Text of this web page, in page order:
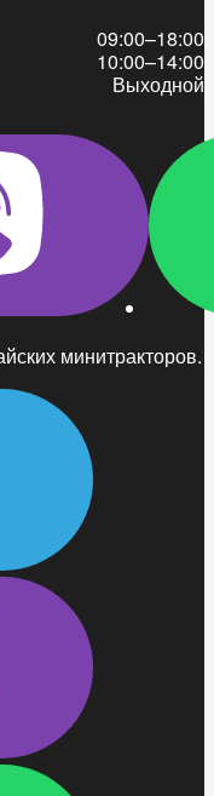
минитракторов.
09:00–18:00
10:00–14:00
Выходной